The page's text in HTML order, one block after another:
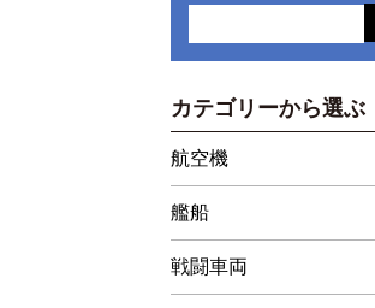
カテゴリーから選ぶ
航空機
艦船
戦闘車両